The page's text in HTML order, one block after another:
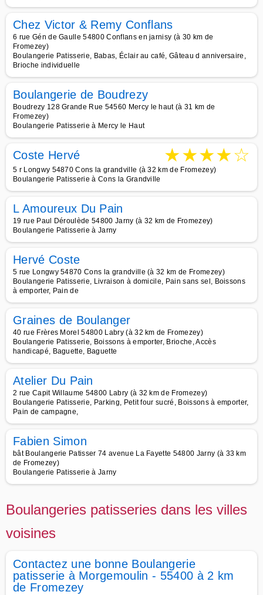
Chez Victor & Remy Conflans
6 rue Gén de Gaulle 54800 Conflans en jarnisy (à 30 km de
Fromezey)
Boulangerie Patisserie, Babas, Éclair au café, Gâteau d anniversaire,
Brioche individuelle
Boulangerie de Boudrezy
Boudrezy 128 Grande Rue 54560 Mercy le haut (à 31 km de
Fromezey)
Boulangerie Patisserie à Mercy le Haut
Coste Hervé ★★★★☆
5 r Longwy 54870 Cons la grandville (à 32 km de Fromezey)
Boulangerie Patisserie à Cons la Grandville
L Amoureux Du Pain
19 rue Paul Déroulède 54800 Jarny (à 32 km de Fromezey)
Boulangerie Patisserie à Jarny
Hervé Coste
5 rue Longwy 54870 Cons la grandville (à 32 km de Fromezey)
Boulangerie Patisserie, Livraison à domicile, Pain sans sel, Boissons
à emporter, Pain de
Graines de Boulanger
40 rue Frères Morel 54800 Labry (à 32 km de Fromezey)
Boulangerie Patisserie, Boissons à emporter, Brioche, Accès
handicapé, Baguette, Baguette
Atelier Du Pain
2 rue Capit Willaume 54800 Labry (à 32 km de Fromezey)
Boulangerie Patisserie, Parking, Petit four sucré, Boissons à emporter,
Pain de campagne,
Fabien Simon
bât Boulangerie Patisser 74 avenue La Fayette 54800 Jarny (à 33 km
de Fromezey)
Boulangerie Patisserie à Jarny
Boulangeries patisseries dans les villes
voisines
Contactez une bonne Boulangerie
patisserie à Morgemoulin - 55400 à 2 km
de Fromezey